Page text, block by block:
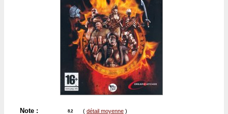
Note : 8.2 ( détail moyenne )